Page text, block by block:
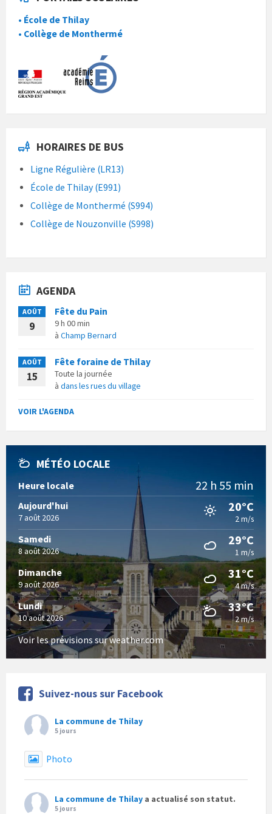
• École de Thilay
• Collège de Monthermé
HORAIRES DE BUS
Ligne Régulière (LR13)
École de Thilay (E991)
Collège de Monthermé (S994)
Collège de Nouzonville (S998)
AGENDA
AOÛT
9
Fête du Pain
9 h 00 min
à Champ Bernard
AOÛT
15
Fête foraine de Thilay
Toute la journée
à dans les rues du village
VOIR L'AGENDA
MÉTÉO LOCALE
Heure locale 22 h 55 min
Aujourd'hui
7 août 2026
20°C
2 m/s
Samedi
8 août 2026
29°C
1 m/s
Dimanche
9 août 2026
31°C
4 m/s
Lundi
10 août 2026
33°C
2 m/s
Voir les prévisions sur weather.com
Suivez-nous sur Facebook
La commune de Thilay
5 jours
Photo
La commune de Thilay a actualisé son statut.
5 jours